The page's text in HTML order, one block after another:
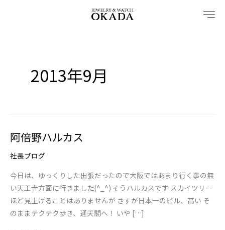
2013年9月
阿倍野ハルカス
社長ブログ
今日は、ゆっくりした出張だったので大阪ではあまり行く事の無
い天王寺方面に行きました(^_^) そうハルカスです スカイツリー
ほど見上げることはありませんが さすが日本一のビル、高い そ
のままテクテク歩き、通天閣へ！ いや […]
阿
野
ハ
ル
カ
ス